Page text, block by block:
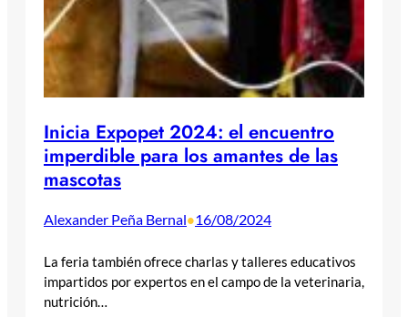
Inicia Expopet 2024: el encuentro
imperdible para los amantes de las
mascotas
Alexander Peña Bernal•16/08/2024
La feria también ofrece charlas y talleres educativos
impartidos por expertos en el campo de la veterinaria,
nutrición…